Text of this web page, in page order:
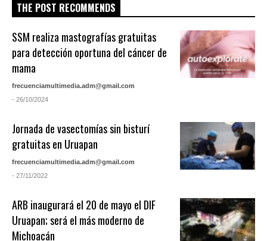
THE POST RECOMMENDS
SSM realiza mastografías gratuitas
para detección oportuna del cáncer de
mama
frecuenciamultimedia.adm@gmail.com
- 26/10/2024
Jornada de vasectomías sin bisturí
gratuitas en Uruapan
frecuenciamultimedia.adm@gmail.com
- 27/11/2022
ARB inaugurará el 20 de mayo el DIF
Uruapan; será el más moderno de
Michoacán